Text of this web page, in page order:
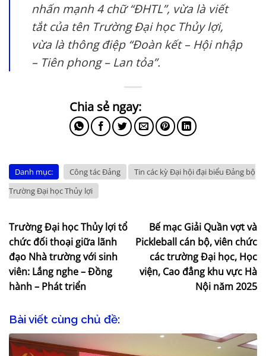
nhấn mạnh 4 chữ “ĐHTL”, vừa là viết
tắt của tên Trường Đại học Thủy lợi,
vừa là thông điệp “Đoàn kết – Hội nhập
– Tiên phong – Lan tỏa”.
Danh mục: Công tác Đảng
Tin các kỳ Đại hội đại biểu Đảng bộ
Trường Đại học Thủy lợi
Trường Đại học Thủy lợi tổ
chức đối thoại giữa lãnh
đạo Nhà trường với sinh
viên: Lắng nghe – Đồng
hành – Phát triển
Bế mạc Giải Quần vợt và
Pickleball cán bộ, viên chức
các trường Đại học, Học
viện, Cao đẳng khu vực Hà
Nội năm 2025
Bài viết cùng chủ đề: